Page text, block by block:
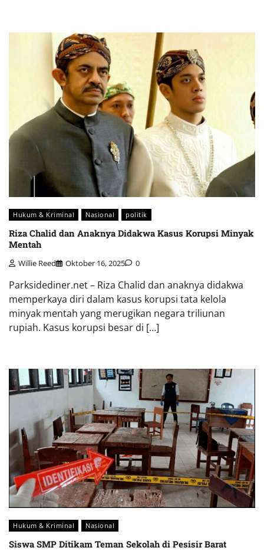
Hukum & Kriminal Nasional politik
Riza Chalid dan Anaknya Didakwa Kasus Korupsi Minyak
Mentah
Willie Reed Oktober 16, 2025 0
Parksidediner.net – Riza Chalid dan anaknya didakwa
memperkaya diri dalam kasus korupsi tata kelola
minyak mentah yang merugikan negara triliunan
rupiah. Kasus korupsi besar di […]
Hukum & Kriminal Nasional
Siswa SMP Ditikam Teman Sekolah di Pesisir Barat